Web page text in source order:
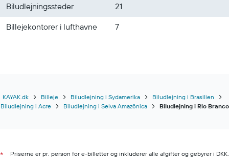
Biludlejningssteder
21
Billejekontorer i lufthavne
7
KAYAK.dk Billeje Biludlejning i Sydamerika
Biludlejning i Brasilien
Biludlejning i Acre
Biludlejning i Selva Amazônica Biludlejning i Rio Branco
* Priserne er pr. person for e-billetter og inkluderer alle afgifter og gebyrer i DKK.